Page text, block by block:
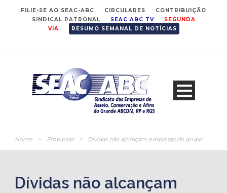
FILIE-SE AO SEAC-ABC CIRCULARES
CONTRIBUIÇÃO
SINDICAL PATRONAL
SEAC ABC TV
SEGUNDA
VIA
RESUMO SEMANAL DE NOTÍCIAS
Home > Empresas > Dívidas não alcançam empresas do grupo
Dívidas não alcançam